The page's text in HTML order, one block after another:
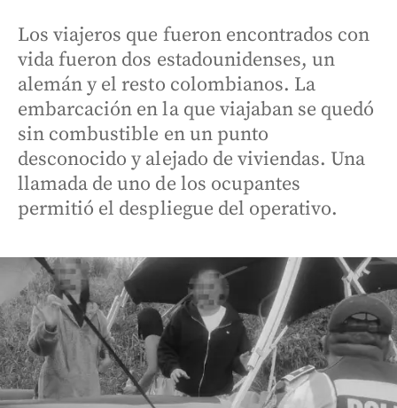
Los viajeros que fueron encontrados con
vida fueron dos estadounidenses, un
alemán y el resto colombianos. La
embarcación en la que viajaban se quedó
sin combustible en un punto
desconocido y alejado de viviendas. Una
llamada de uno de los ocupantes
permitió el despliegue del operativo.